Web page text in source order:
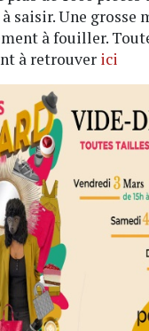
saisir. Une grosse
à fouiller.
à retrouver ici